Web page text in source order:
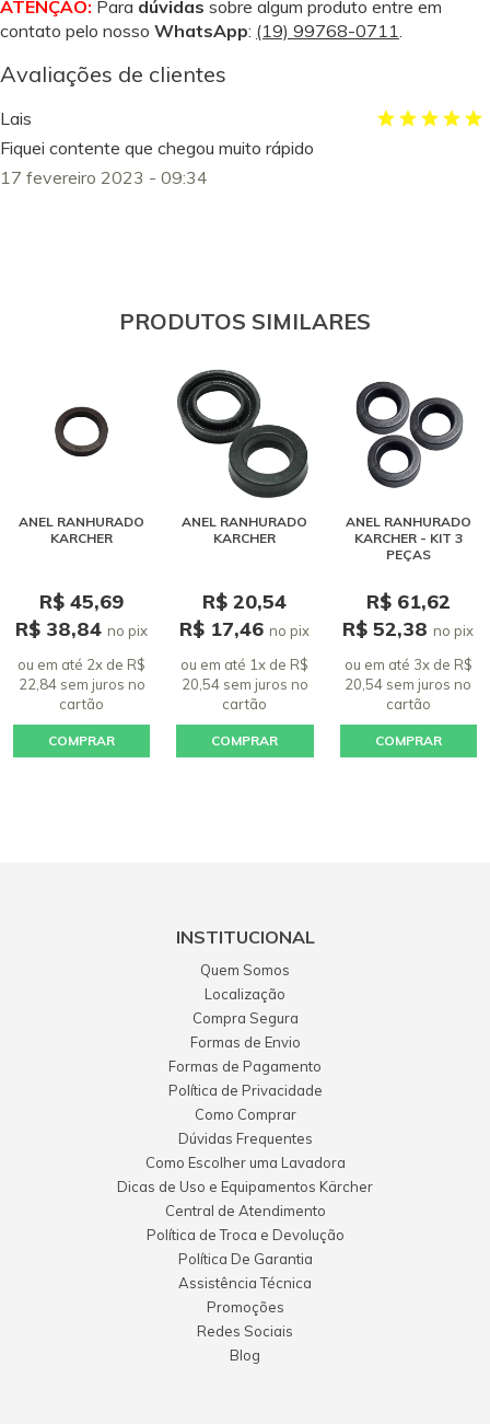
ATENÇÃO: Para dúvidas sobre algum produto entre em
contato pelo nosso WhatsApp: (19) 99768-0711.
Avaliações de clientes
Lais
Fiquei contente que chegou muito rápido
17 fevereiro 2023 - 09:34
PRODUTOS SIMILARES
ANEL RANHURADO
KARCHER
R$ 45,69
R$ 38,84no pix
ou em até 2x de R$
22,84 sem juros no
cartão
COMPRAR
ANEL RANHURADO
KARCHER
R$ 20,54
R$ 17,46no pix
ou em até 1x de R$
20,54 sem juros no
cartão
COMPRAR
ANEL RANHURADO
KARCHER - KIT 3
PEÇAS
R$ 61,62
R$ 52,38no pix
ou em até 3x de R$
20,54 sem jurosno
cartão
COMPRAR
INSTITUCIONAL
Quem Somos
Localização
Compra Segura
Formas de Envio
Formas de Pagamento
Política de Privacidade
Como Comprar
Dúvidas Frequentes
Como Escolher uma Lavadora
Dicas de Uso e Equipamentos Kärcher
Central de Atendimento
Política de Troca e Devolução
Política De Garantia
Assistência Técnica
Promoções
Redes Sociais
Blog